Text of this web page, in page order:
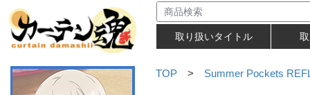
取り扱いタイトル
TOP > Summer Pockets